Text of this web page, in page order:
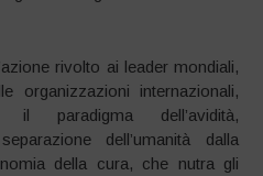
rivolto ai leader mondiali,
organizzazioni internazionali,
paradigma dell’avidità,
dell’umanità dalla
della cura, che nutra gli